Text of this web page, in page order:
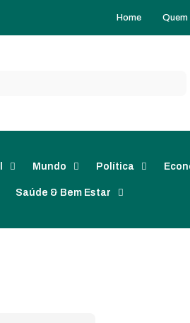
Home
Mundo Política
Saúde & Bem Estar